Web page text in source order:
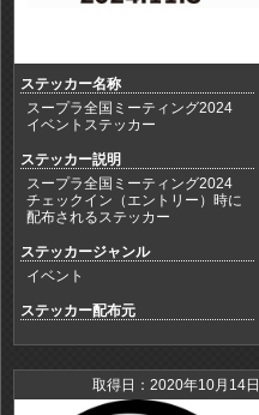
ステッカー名称
スープラ全国ミーティング2024
イベントステッカー
ステッカー説明
スープラ全国ミーティング2024
チェックイン（エントリー）時に
配布されるステッカー
ステッカージャンル
イベント
ステッカー配布元
取得日：2020年10月14日